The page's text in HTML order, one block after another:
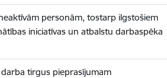
personām, tostarp ilgstošiem
iniciatīvas un atbalstu darbaspēka
tirgus pieprasījumam